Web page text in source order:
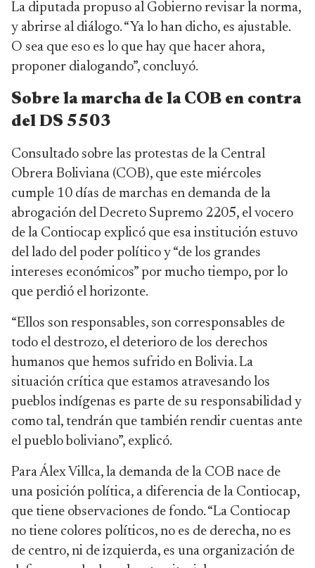
La diputada propuso al Gobierno revisar la norma,
y abrirse al diálogo. “Ya lo han dicho, es ajustable.
O sea que eso es lo que hay que hacer ahora,
proponer dialogando”, concluyó.
Sobre la marcha de la COB en contra
del DS 5503
Consultado sobre las protestas de la Central
Obrera Boliviana (COB), que este miércoles
cumple 10 días de marchas en demanda de la
abrogación del Decreto Supremo 2205, el vocero
de la Contiocap explicó que esa institución estuvo
del lado del poder político y “de los grandes
intereses económicos” por mucho tiempo, por lo
que perdió el horizonte.
“Ellos son responsables, son corresponsables de
todo el destrozo, el deterioro de los derechos
humanos que hemos sufrido en Bolivia. La
situación crítica que estamos atravesando los
pueblos indígenas es parte de su responsabilidad y
como tal, tendrán que también rendir cuentas ante
el pueblo boliviano”, explicó.
Para Álex Villca, la demanda de la COB nace de
una posición política, a diferencia de la Contiocap,
que tiene observaciones de fondo. “La Contiocap
no tiene colores políticos, no es de derecha, no es
de centro, ni de izquierda, es una organización de